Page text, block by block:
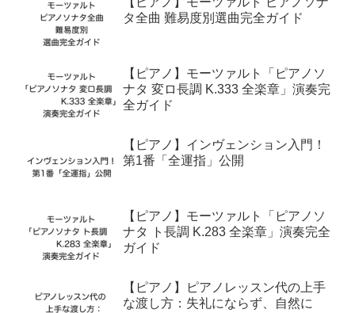
タ全曲 難易度別選曲完全ガイド
【ピアノ】モーツァルト「ピアノソ
ナタ 変ロ長調 K.333 全楽章」演奏完
全ガイド
【ピアノ】インヴェンション入門！
第1番「全運指」公開
【ピアノ】モーツァルト「ピアノソ
ナタ ト長調 K.283 全楽章」演奏完全
ガイド
【ピアノ】ピアノレッスン代の上手
な渡し方：失礼にならず、自然に